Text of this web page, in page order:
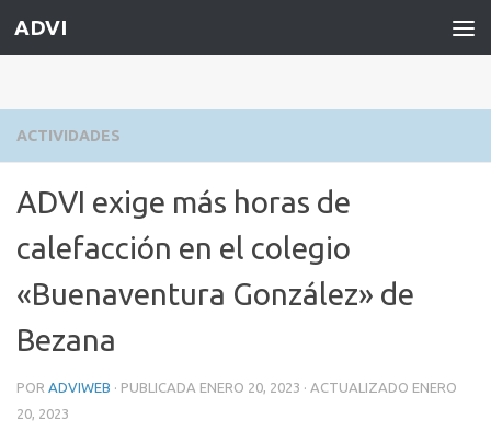
Saltar al contenido
ADVI
ACTIVIDADES
ADVI exige más horas de
calefacción en el colegio
«Buenaventura González» de
Bezana
POR ADVIWEB · PUBLICADA ENERO 20, 2023 · ACTUALIZADO ENERO
20, 2023